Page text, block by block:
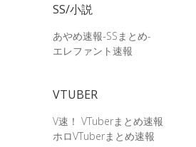
SS/小説
あやめ速報-SSまとめ-
エレファント速報
VTUBER
V速！ VTuberまとめ速報
ホロVTuberまとめ速報